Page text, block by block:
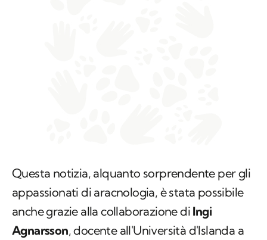
Questa notizia, alquanto sorprendente per gli
appassionati di aracnologia, è stata possibile
anche grazie alla collaborazione di Ingi
Agnarsson, docente all'Università d'Islanda a